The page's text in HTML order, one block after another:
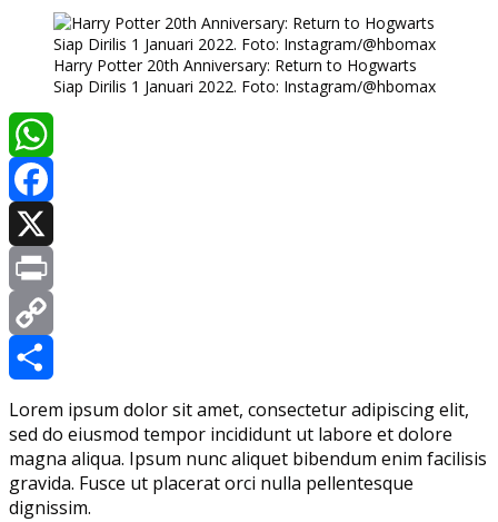
Harry Potter 20th Anniversary: Return to Hogwarts
Siap Dirilis 1 Januari 2022. Foto: Instagram/@hbomax
WhatsApp
Facebook
X
Print
Copy
Link
Share
Lorem ipsum dolor sit amet, consectetur adipiscing elit,
sed do eiusmod tempor incididunt ut labore et dolore
magna aliqua. Ipsum nunc aliquet bibendum enim facilisis
gravida. Fusce ut placerat orci nulla pellentesque
dignissim.